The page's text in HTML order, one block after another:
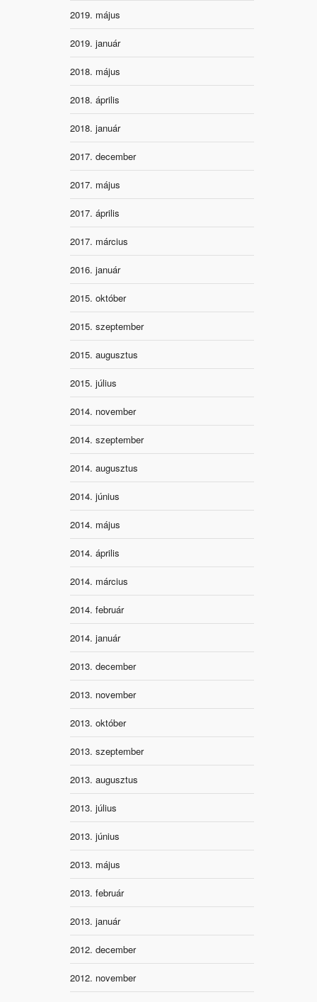
2019. május
2019. január
2018. május
2018. április
2018. január
2017. december
2017. május
2017. április
2017. március
2016. január
2015. október
2015. szeptember
2015. augusztus
2015. július
2014. november
2014. szeptember
2014. augusztus
2014. június
2014. május
2014. április
2014. március
2014. február
2014. január
2013. december
2013. november
2013. október
2013. szeptember
2013. augusztus
2013. július
2013. június
2013. május
2013. február
2013. január
2012. december
2012. november